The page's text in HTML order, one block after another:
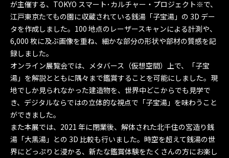
が主催する、TOKYO スマート･カルチャー・プロジェクト※で、
江戸東京たてもの園に収蔵されている銭湯「子宝湯」の 3D デー
タを作成しました。100 地点のレーザースキャンによる計測や、
6,000 枚に及ぶ画像を重ね、細かな部分の形状や部材の質感を記
録しました。
オンライン展覧会では、メタバース（仮想空間）上で、「子宝
湯」を解説とともに隅々まで鑑賞することを可能にしました。現
地でしか見られなかった建造物を、世界中どこからでも見学で
き、デジタルならではの立体的な視点で「子宝湯」を味わうこと
ができました。
また本展では、2021 年に閉業後、解体された北千住の宮造り銭
湯「大黒湯」との 3D 比較も行いました。時空を超えて銭湯の世
界にどっぷりと浸かる、新たな鑑賞体験をたくさんの方にお楽し